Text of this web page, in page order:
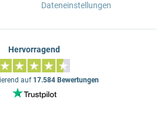
Dateneinstellungen
Hervorragend
auf 17.584 Bewertungen